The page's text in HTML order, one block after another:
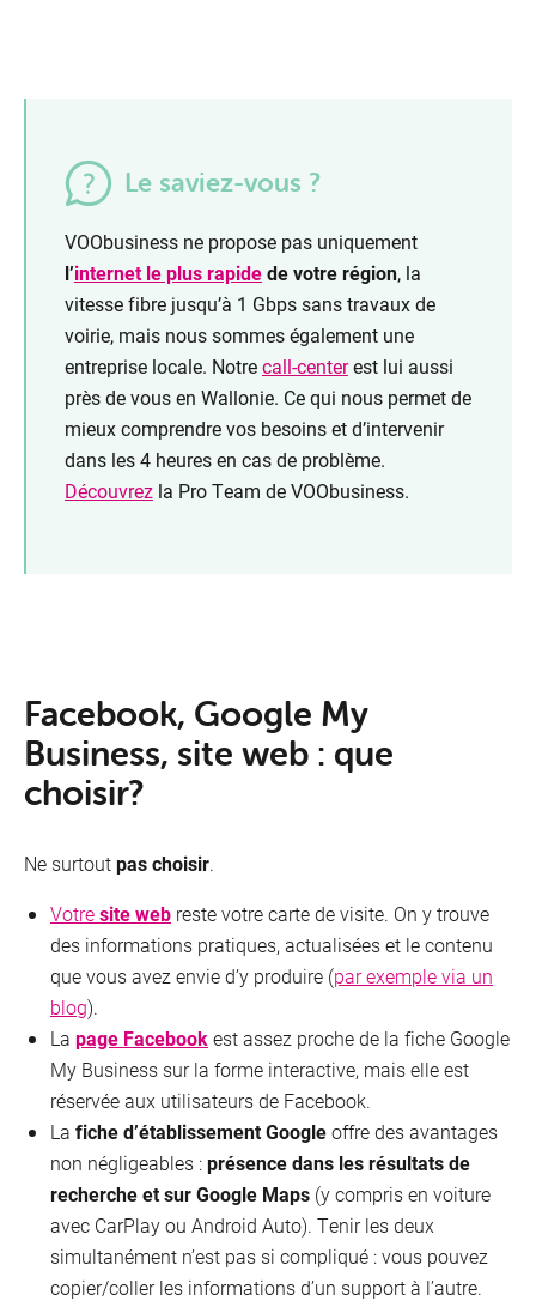
Le saviez-vous ?
VOObusiness ne propose pas uniquement
l’internet le plus rapidede votre région, la
vitesse fibre jusqu’à 1 Gbps sans travaux de
voirie, mais nous sommes également une
entreprise locale. Notrecall-centerest lui aussi
près de vous en Wallonie. Ce qui nous permet de
mieux comprendre vos besoins et d’intervenir
dans les 4 heures en cas de problème.
Découvrezla Pro Team de VOObusiness.
Facebook, Google My
Business, site web : que
choisir?
Ne surtoutpas choisir.
Votresite web reste votre carte de visite. On y trouve
des informations pratiques, actualisées et le contenu
que vous avez envie d’y produire (par exemple via un
blog).
La page Facebookest assez proche de la fiche Google
My Business sur la forme interactive, mais elle est
réservée aux utilisateurs de Facebook.
La fiche d’établissement Googleoffre des avantages
non négligeables :présence dans les résultats de
recherche et sur Google Maps (y compris en voiture
avec CarPlay ou Android Auto). Tenir les deux
simultanément n’est pas si compliqué : vous pouvez
copier/coller les informations d’un support à l’autre.